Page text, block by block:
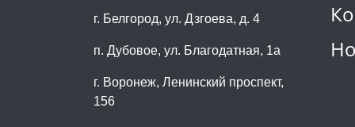
г. Белгород, ул. Дзгоева, д. 4
п. Дубовое, ул. Благодатная, 1а
г. Воронеж, Ленинский проспект,
156